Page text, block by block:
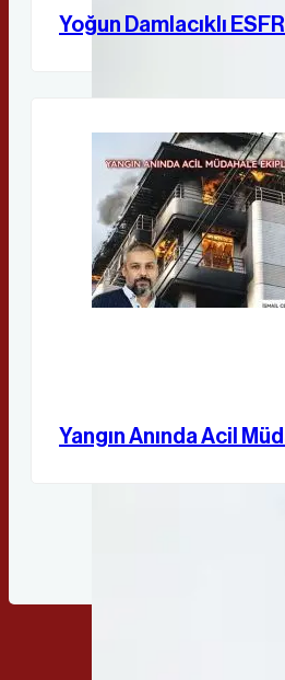
Yoğun Damlacıklı
Yangın Anında Acil